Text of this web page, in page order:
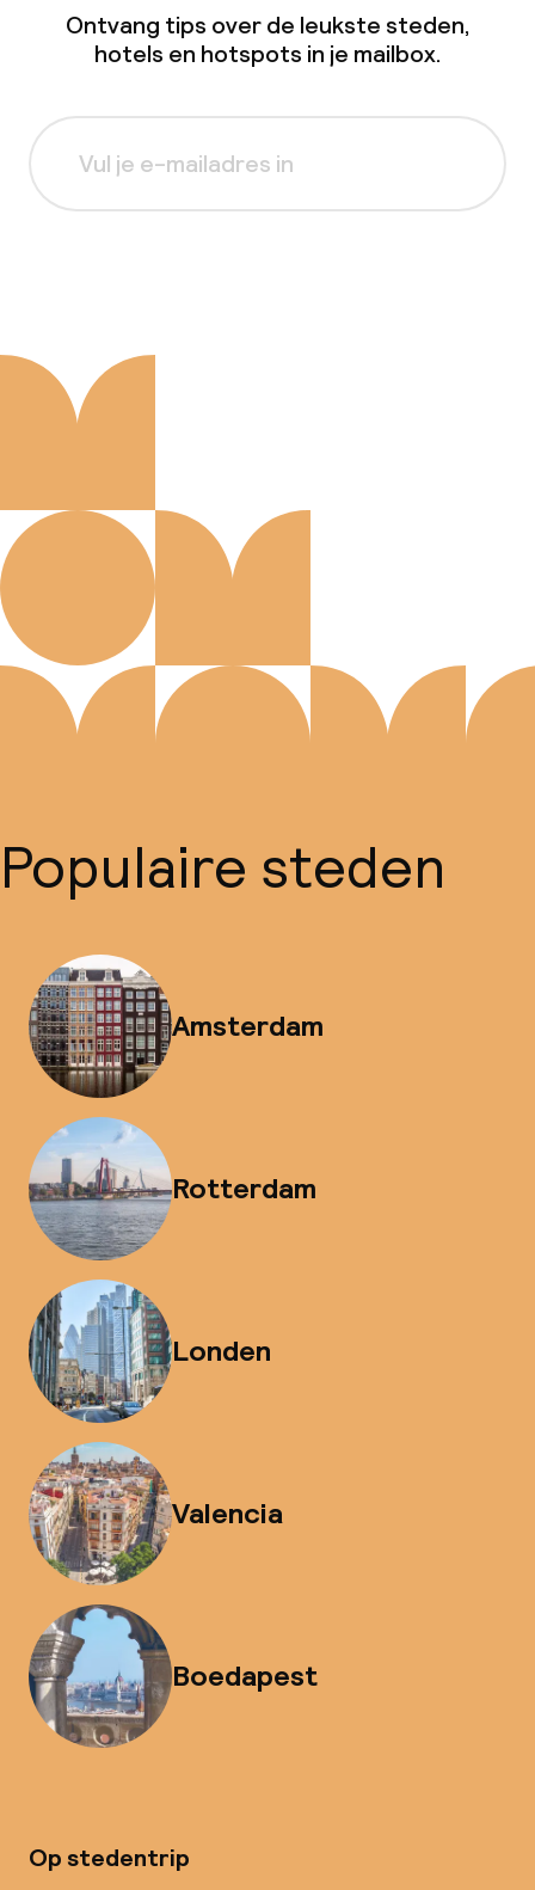
Ontvang tips over de leukste steden,
hotels en hotspots in je mailbox.
Populaire steden
Amsterdam
Rotterdam
Londen
Valencia
Boedapest
Op stedentrip